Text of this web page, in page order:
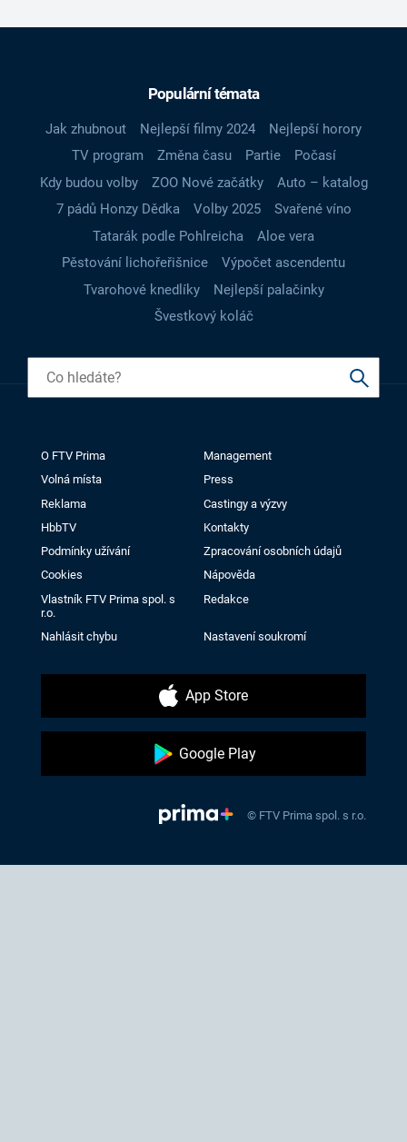
Populární témata
Jak zhubnout Nejlepší filmy 2024
Nejlepší horory
TV program
Změna času Partie
Počasí
Kdy budou volby
ZOO Nové začátky
Auto – katalog
7 pádů Honzy Dědka
Volby 2025
Svařené víno
Tatarák podle Pohlreicha
Aloe vera
Pěstování lichořeřišnice
Výpočet ascendentu
Tvarohové knedlíky
Nejlepší palačinky
Švestkový koláč
O FTV Prima
Management
Volná místa
Press
Reklama
Castingy a výzvy
HbbTV
Kontakty
Podmínky užívání
Zpracování osobních údajů
Cookies
Nápověda
Vlastník FTV Prima spol. s
r.o.
Redakce
Nahlásit chybu Nastavení soukromí
App Store
Google Play
© FTV Prima spol. s r.o.